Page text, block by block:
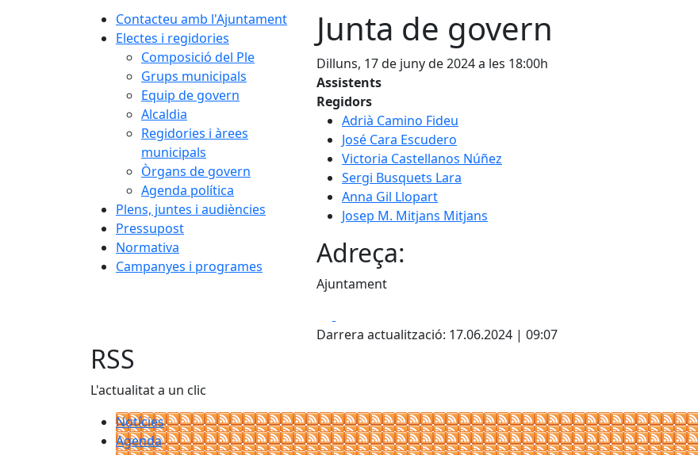
Contacteu amb l'Ajuntament
Electes i regidories
Composició del Ple
Grups municipals
Equip de govern
Alcaldia
Regidories i àrees
municipals
Òrgans de govern
Agenda política
Plens, juntes i audiències
Pressupost
Normativa
Campanyes i programes
Junta de govern
Dilluns, 17 de juny de 2024 a les 18:00h
Assistents
Regidors
Adrià Camino Fideu
José Cara Escudero
Victoria Castellanos Núñez
Sergi Busquets Lara
Anna Gil Llopart
Josep M. Mitjans Mitjans
Adreça:
Ajuntament
Darrera actualització: 17.06.2024 | 09:07
RSS
L'actualitat a un clic
Notícies
Agenda